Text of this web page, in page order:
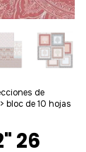
de
> bloc de 10 hojas
26